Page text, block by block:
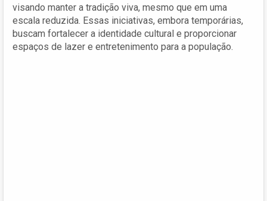
visando manter a tradição viva, mesmo que em uma
escala reduzida. Essas iniciativas, embora temporárias,
buscam fortalecer a identidade cultural e proporcionar
espaços de lazer e entretenimento para a população.